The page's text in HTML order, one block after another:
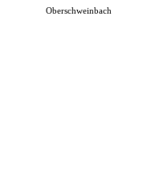
Oberschweinbach